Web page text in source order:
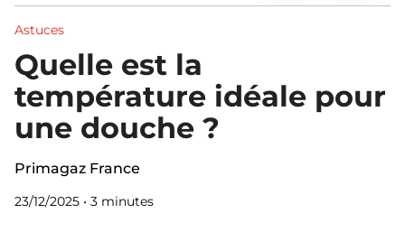
:
citerne,
bouteille,
GPL
|
Primagaz
Astuces
Quelle est la
température idéale pour
une douche ?
Primagaz France
23/12/2025 • 3 minutes